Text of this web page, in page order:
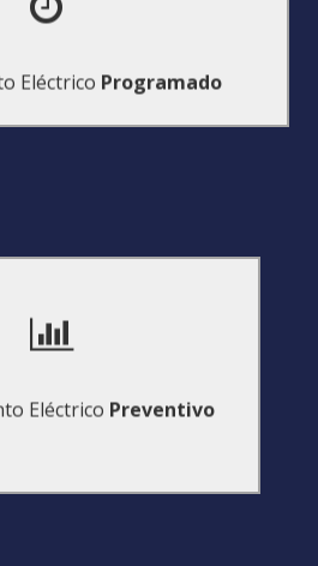
Eléctrico Programado
usted un plan de revisión y
un posible fallo eléctrico
Eléctrico Preventivo
mientras tanto por otro
puede realizarse fuera de
o también si es preciso